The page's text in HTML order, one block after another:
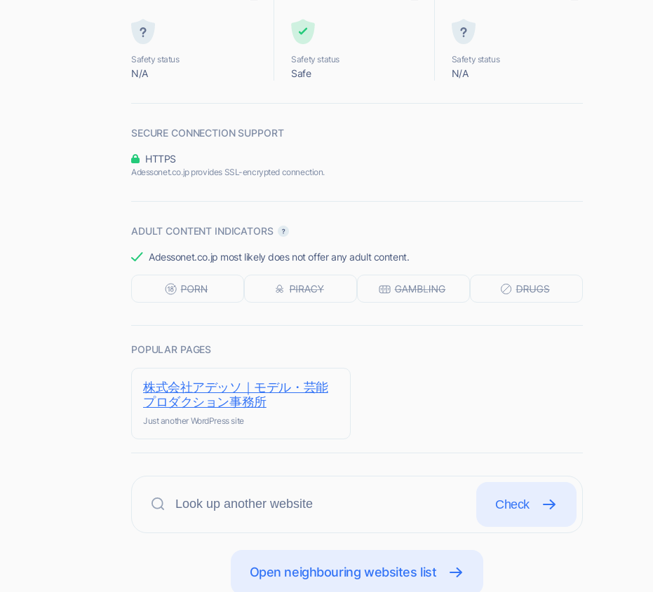
Safety status
N/A
Safety status
Safe
Safety status
N/A
SECURE CONNECTION SUPPORT
HTTPS
Adessonet.co.jp provides SSL-encrypted connection.
ADULT CONTENT INDICATORS
Adessonet.co.jp most likely does not offer any adult content.
POPULAR PAGES
株式会社アデッソ｜モデル・芸能
プロダクション事務所
Just another WordPress site
Check
Open neighbouring websites list